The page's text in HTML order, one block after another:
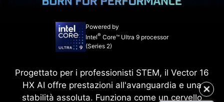
✕
Powered by
Intel® Core™ Ultra 9 processor
(Series 2)
Progettato per i professionisti STEM, il Vector 16
HX AI offre prestazioni all'avanguardia e una
stabilità assoluta. Funziona come un cervello